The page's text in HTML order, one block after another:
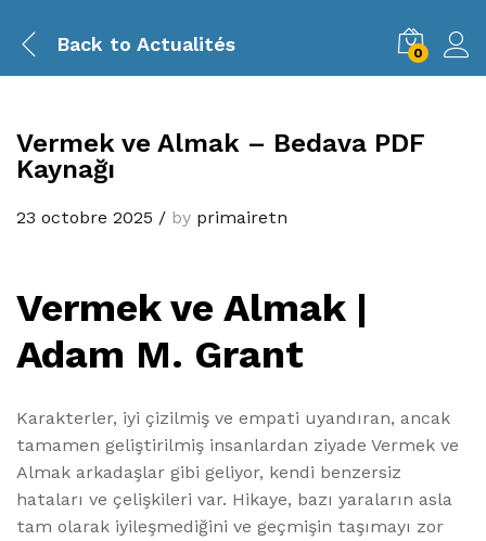
Back to Actualités 0
Vermek ve Almak – Bedava PDF
Kaynağı
23 octobre 2025 / by primairetn
Vermek ve Almak |
Adam M. Grant
Karakterler, iyi çizilmiş ve empati uyandıran, ancak
tamamen geliştirilmiş insanlardan ziyade Vermek ve
Almak arkadaşlar gibi geliyor, kendi benzersiz
hataları ve çelişkileri var. Hikaye, bazı yaraların asla
tam olarak iyileşmediğini ve geçmişin taşımayı zor